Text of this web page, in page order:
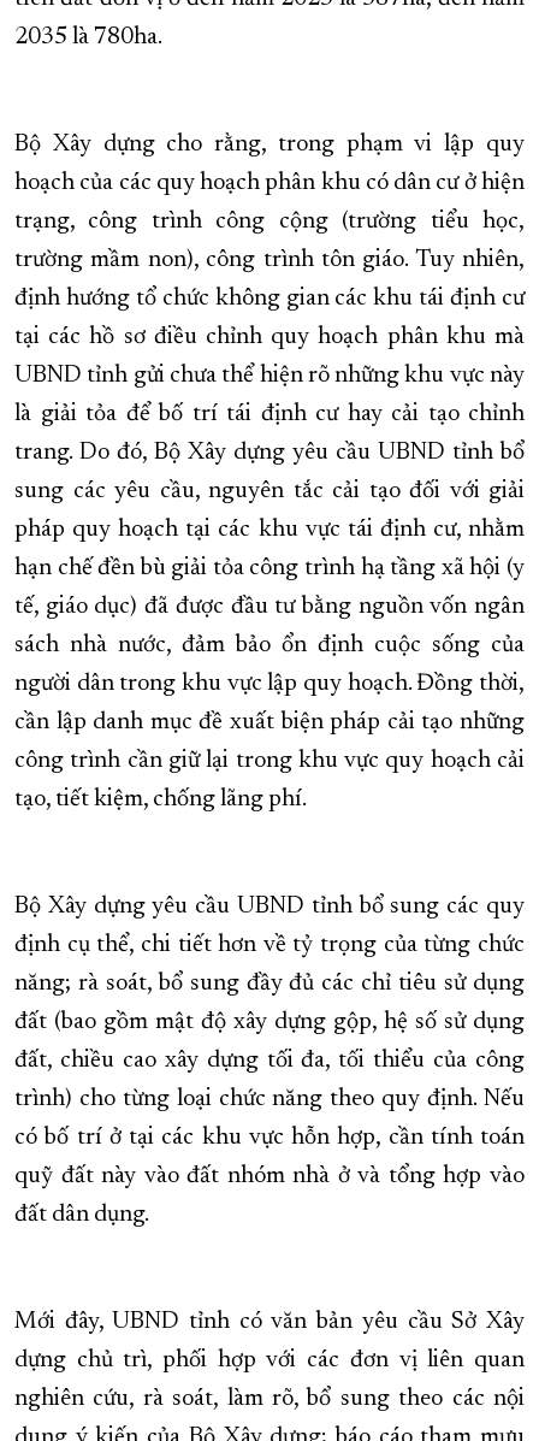
2035 là 780ha.
Bộ Xây dựng cho rằng, trong phạm vi lập quy
hoạch của các quy hoạch phân khu có dân cư ở hiện
trạng, công trình công cộng (trường tiểu học,
trường mầm non), công trình tôn giáo. Tuy nhiên,
định hướng tổ chức không gian các khu tái định cư
tại các hồ sơ điều chỉnh quy hoạch phân khu mà
UBND tỉnh gửi chưa thể hiện rõ những khu vực này
là giải tỏa để bố trí tái định cư hay cải tạo chỉnh
trang. Do đó, Bộ Xây dựng yêu cầu UBND tỉnh bổ
sung các yêu cầu, nguyên tắc cải tạo đối với giải
pháp quy hoạch tại các khu vực tái định cư, nhằm
hạn chế đền bù giải tỏa công trình hạ tầng xã hội (y
tế, giáo dục) đã được đầu tư bằng nguồn vốn ngân
sách nhà nước, đảm bảo ổn định cuộc sống của
người dân trong khu vực lập quy hoạch. Đồng thời,
cần lập danh mục đề xuất biện pháp cải tạo những
công trình cần giữ lại trong khu vực quy hoạch cải
tạo, tiết kiệm, chống lãng phí.
Bộ Xây dựng yêu cầu UBND tỉnh bổ sung các quy
định cụ thể, chi tiết hơn về tỷ trọng của từng chức
năng; rà soát, bổ sung đầy đủ các chỉ tiêu sử dụng
đất (bao gồm mật độ xây dựng gộp, hệ số sử dụng
đất, chiều cao xây dựng tối đa, tối thiểu của công
trình) cho từng loại chức năng theo quy định. Nếu
có bố trí ở tại các khu vực hỗn hợp, cần tính toán
quỹ đất này vào đất nhóm nhà ở và tổng hợp vào
đất dân dụng.
Mới đây, UBND tỉnh có văn bản yêu cầu Sở Xây
dựng chủ trì, phối hợp với các đơn vị liên quan
nghiên cứu, rà soát, làm rõ, bổ sung theo các nội